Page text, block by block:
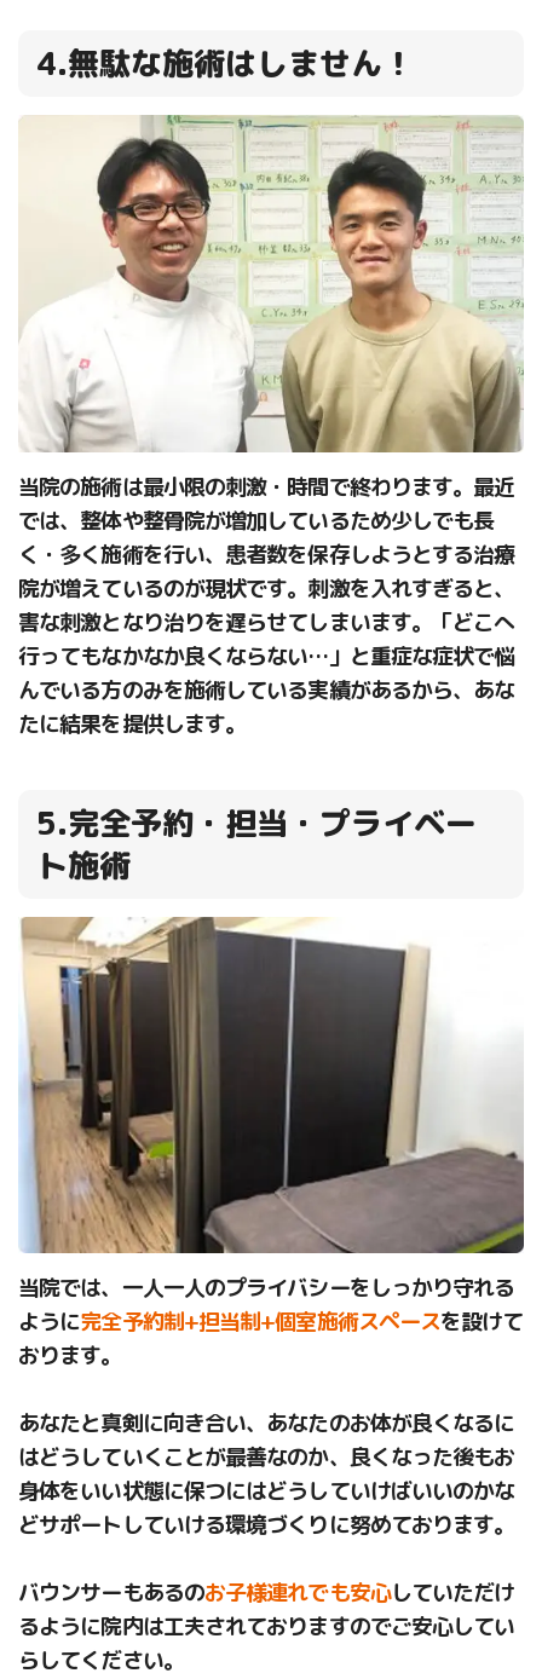
4.無駄な施術はしません！
当院の施術は最小限の刺激・時間で終わります。最近
では、整体や整骨院が増加しているため少しでも長
く・多く施術を行い、患者数を保存しようとする治療
院が増えているのが現状です。刺激を入れすぎると、
害な刺激となり治りを遅らせてしまいます。「どこへ
行ってもなかなか良くならない…」と重症な症状で悩
んでいる方のみを施術している実績があるから、あな
たに結果を提供します。
5.完全予約・担当・プライベー
ト施術
当院では、一人一人のプライバシーをしっかり守れる
ように完全予約制+担当制+個室施術スペースを設けて
おります。
あなたと真剣に向き合い、あなたのお体が良くなるに
はどうしていくことが最善なのか、良くなった後もお
身体をいい状態に保つにはどうしていけばいいのかな
どサポートしていける環境づくりに努めております。
バウンサーもあるのお子様連れでも安心していただけ
るように院内は工夫されておりますのでご安心してい
らしてください。